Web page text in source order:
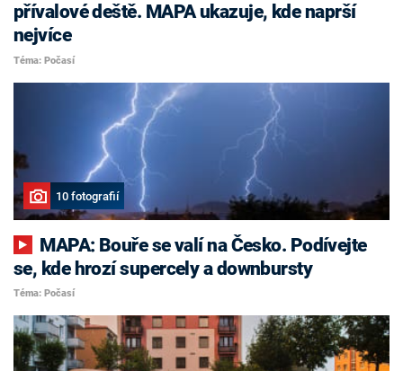
přívalové deště. MAPA ukazuje, kde naprší
nejvíce
Téma: Počasí
10 fotografií
se, kde hrozí supercely a downbursty
Téma: Počasí